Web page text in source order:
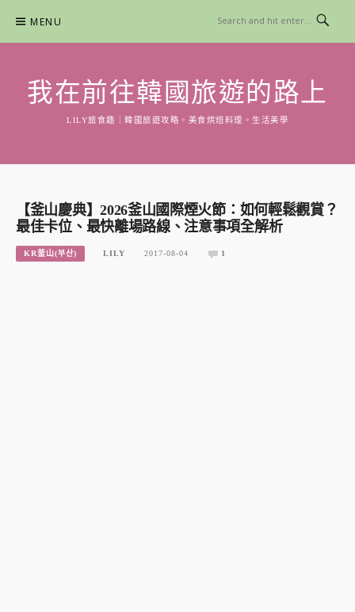
content
MENU
我在前往韓國旅遊的路上
LILY旅食趣｜韓國旅遊攻略。美食烘焙料理。生活美學
【釜山慶典】2026釜山國際煙火節：如何輕鬆觀賞？
最佳卡位、最快離場路線、注意事項全解析
KR釜山(부산) LILY 2017-08-04 1